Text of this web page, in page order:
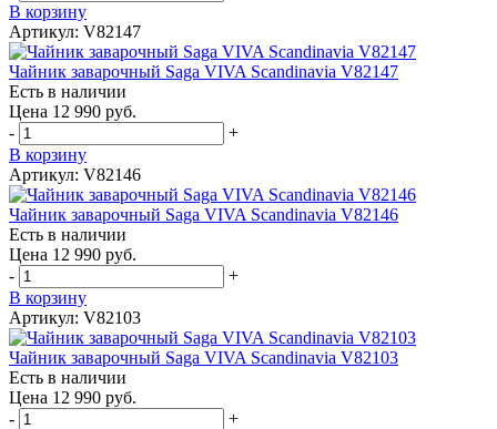
В корзину
Артикул: V82147
Чайник заварочный Saga VIVA Scandinavia V82147
Есть в наличии
Цена 12 990 руб.
-
+
В корзину
Артикул: V82146
Чайник заварочный Saga VIVA Scandinavia V82146
Есть в наличии
Цена 12 990 руб.
-
+
В корзину
Артикул: V82103
Чайник заварочный Saga VIVA Scandinavia V82103
Есть в наличии
Цена 12 990 руб.
-
+